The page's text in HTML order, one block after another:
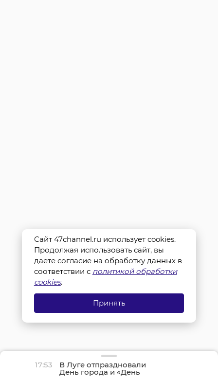
17:53 В Луге отпраздновали
День города и «День
Сайт 47channel.ru использует cookies.
Продолжая использовать сайт, вы
даете согласие на обработку данных в
соответствии с политикой обработки
cookies.
Принять